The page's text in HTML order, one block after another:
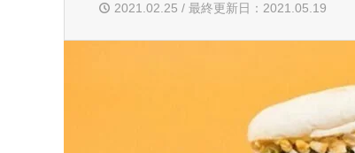
2021.02.25 / 最終更新日：2021.05.19